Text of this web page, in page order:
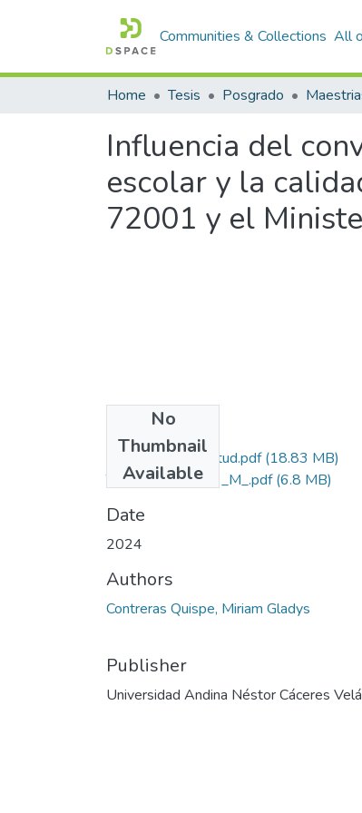
Communities & Collections All
Home Tesis Posgrado
Influencia del
escolar y la
72001 y el
No
Thumbnail
Available
Grado de Similitud.pdf(18.83 MB)
T036_40405989_M_.pdf(6.8 MB)
Date
2024
Authors
Contreras Quispe, Miriam Gladys
Publisher
Universidad Andina Néstor Cáceres